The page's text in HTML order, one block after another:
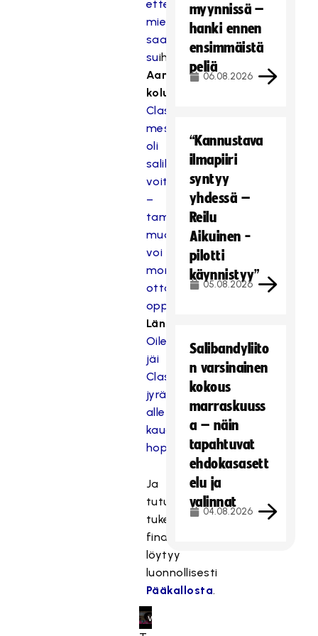
ettei
miestä
saada
suihkuun
Aamulehden
kolumni:
Classicin
mestaruus
oli
salibandyn
voitto
–
tamperelaisryhmän
muodonmuutoksesta
voi
moni
ottaa
oppia
Länsiväylä:
Oilers
jäi
Classicin
jyrän
alle –
kaudesta
hopeaa
Ja
tutun
tukeva
finaalipaketti
löytyy
luonnollisesti
Pääkallosta.
T
i
s
ä
l
t
ö
o
n
e
s
t
,
k
o
s
k
a
s
v
myynnissä –
hanki ennen
ensimmäistä
peliä
06.08.2026
“Kannustava
ilmapiiri
syntyy
yhdessä –
Reilu
Aikuinen -
pilotti
käynnistyy”
05.08.2026
Salibandyliito
n varsinainen
kokous
marraskuuss
a – näin
tapahtuvat
ehdokasasett
elu ja
valinnat
04.08.2026